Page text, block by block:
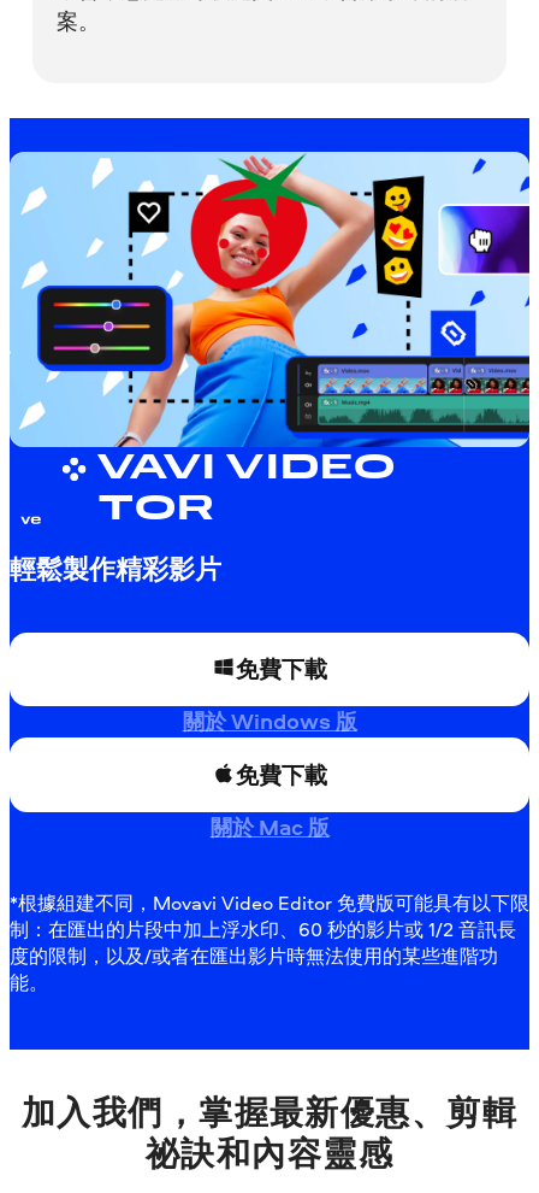
案。
MOVAVI VIDEO
EDITOR
輕鬆製作精彩影片
免費下載
關於 Windows 版
免費下載
關於 Mac 版
*根據組建不同，Movavi Video Editor 免費版可能具有以下限
制：在匯出的片段中加上浮水印、60 秒的影片或 1/2 音訊長
度的限制，以及/或者在匯出影片時無法使用的某些進階功
能。
加入我們，掌握最新優惠、剪輯
祕訣和內容靈感